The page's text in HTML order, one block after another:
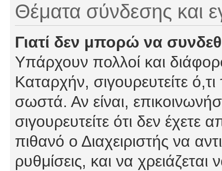
Θέματα σύνδεσης και
Γιατί δεν μπορώ να
Υπάρχουν πολλοί και
Καταρχήν, σιγουρευτείτε
σωστά. Αν είναι,
σιγουρευτείτε ότι δεν έχετε
πιθανό ο Διαχειριστής να
ρυθμίσεις, και να χρειάζεται